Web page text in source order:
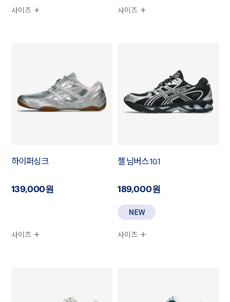
사이즈 사이즈
하이퍼싱크
139,000원
사이즈
젤 님버스 10.1
189,000원
사이즈